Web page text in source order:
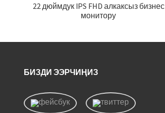
22 дюймдук IPS FHD алкаксыз бизнес
монитору
БИЗДИ ЭЭРЧИҢИЗ